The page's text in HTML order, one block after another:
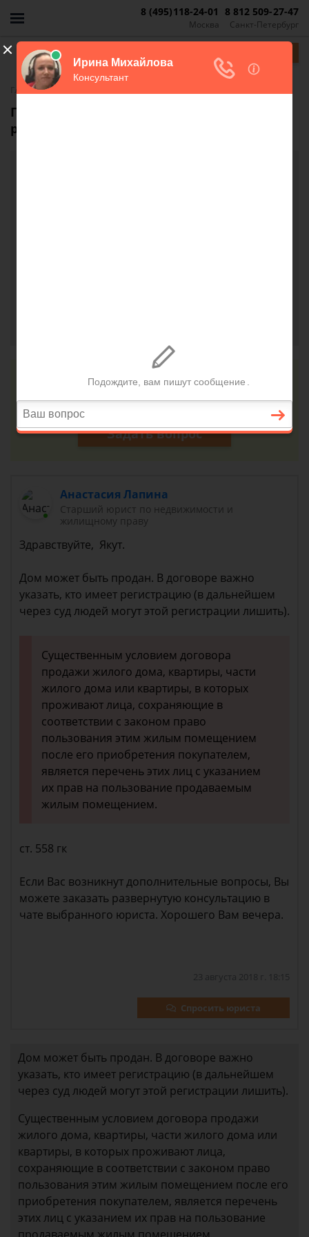
Москва
8 (495)118-24-01
Санкт-Петербург
8 812 509-27-47
Главная-FAQ
Продажа частного дома с прописанными
родственниками
Консультация юриста онлайн
Ответ на сайте в течении 15 минут
Задать вопрос
Анастасия Лапина
Старший юрист по недвижимости и
жилищному праву
Здравствуйте, Якут.
Дом может быть продан. В договоре важно
указать, кто имеет регистрацию (в дальнейшем
через суд людей могут этой регистрации лишить).
Существенным условием договора
продажи жилого дома, квартиры, части
жилого дома или квартиры, в которых
проживают лица, сохраняющие в
соответствии с законом право
пользования этим жилым помещением
после его приобретения покупателем,
является перечень этих лиц с указанием
их прав на пользование продаваемым
жилым помещением.
ст. 558 гк
Если Вас возникнут дополнительные вопросы, Вы
можете заказать развернутую консультацию в
чате выбранного юриста. Хорошего Вам вечера.
23 августа 2018 г. 18:15
Спросить юриста
Дом может быть продан. В договоре важно
указать, кто имеет регистрацию (в дальнейшем
через суд людей могут этой регистрации лишить).
Существенным условием договора продажи
жилого дома, квартиры, части жилого дома или
квартиры, в которых проживают лица,
сохраняющие в соответствии с законом право
пользования этим жилым помещением после его
приобретения покупателем, является перечень
этих лиц с указанием их прав на пользование